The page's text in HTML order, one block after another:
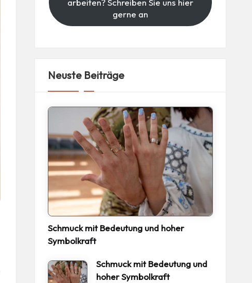
gerne an
Neuste Beiträge
Schmuck mit Bedeutung und hoher
Symbolkraft
Schmuck mit Bedeutung und
hoher Symbolkraft